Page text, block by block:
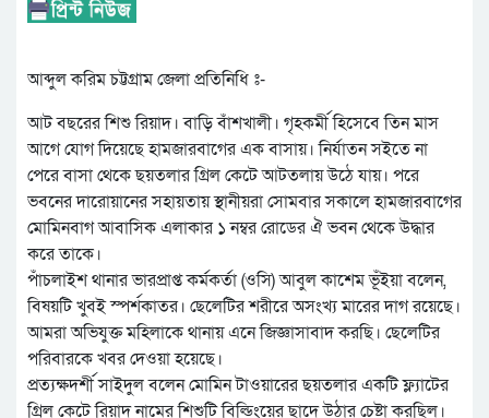
আব্দুল করিম চট্টগ্রাম জেলা প্রতিনিধি ঃ-
আট বছরের শিশু রিয়াদ। বাড়ি বাঁশখালী। গৃহকর্মী হিসেবে তিন মাস
আগে যোগ দিয়েছে হামজারবাগের এক বাসায়। নির্যাতন সইতে না
পেরে বাসা থেকে ছয়তলার গ্রিল কেটে আটতলায় উঠে যায়। পরে
ভবনের দারোয়ানের সহায়তায় স্থানীয়রা সোমবার সকালে হামজারবাগের
মোমিনবাগ আবাসিক এলাকার ১ নম্বর রোডের ঐ ভবন থেকে উদ্ধার
করে তাকে।
পাঁচলাইশ থানার ভারপ্রাপ্ত কর্মকর্তা (ওসি) আবুল কাশেম ভূঁইয়া বলেন,
বিষয়টি খুবই স্পর্শকাতর। ছেলেটির শরীরে অসংখ্য মারের দাগ রয়েছে।
আমরা অভিযুক্ত মহিলাকে থানায় এনে জিজ্ঞাসাবাদ করছি। ছেলেটির
পরিবারকে খবর দেওয়া হয়েছে।
প্রত্যক্ষদর্শী সাইদুল বলেন মোমিন টাওয়ারের ছয়তলার একটি ফ্ল্যাটের
গ্রিল কেটে রিয়াদ নামের শিশুটি বিল্ডিংয়ের ছাদে উঠার চেষ্টা করছিল।